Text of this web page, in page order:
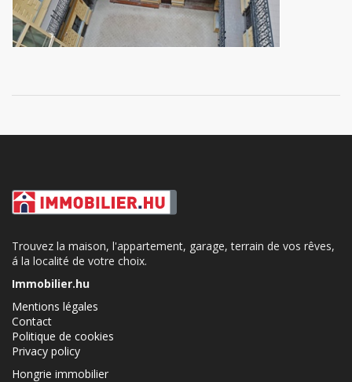
Trouvez la maison, l'appartement, garage, terrain de vos rêves,
á la localité de votre choix.
Immobilier.hu
Mentions légales
Contact
Politique de cookies
Privacy policy
Hongrie immobilier